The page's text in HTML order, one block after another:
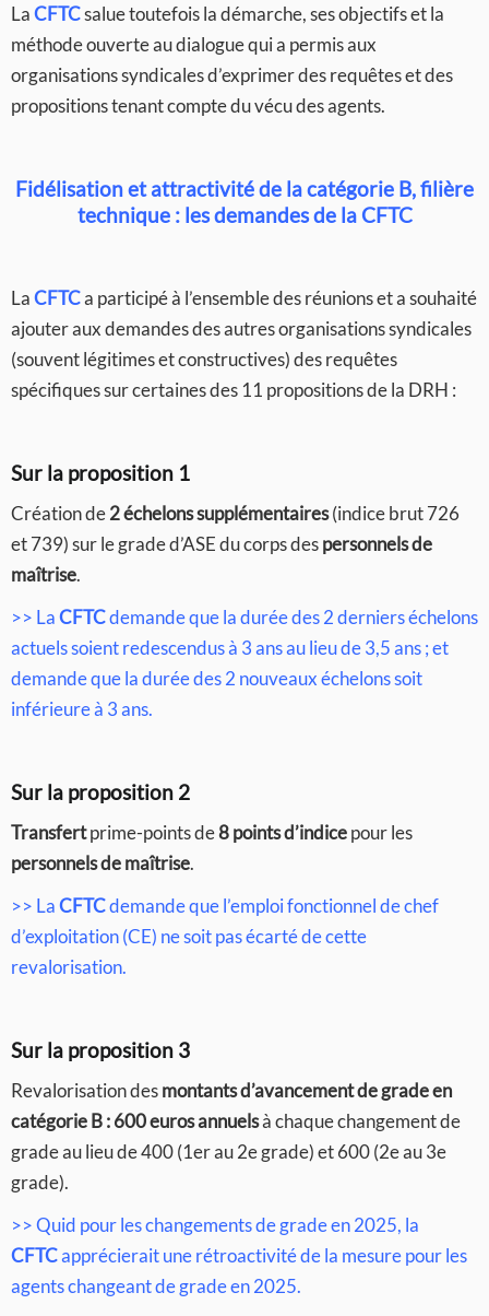
LaCFTCsalue toutefois la démarche, ses objectifs et la
méthode ouverte au dialogue qui a permis aux
organisations syndicales d’exprimer des requêtes et des
propositions tenant compte du vécu des agents.
Fidélisation et attractivité de la catégorie B, filière
technique : les demandes de la CFTC
LaCFTCa participé à l’ensemble des réunions et a souhaité
ajouter aux demandes des autres organisations syndicales
(souvent légitimes et constructives) des requêtes
spécifiques sur certaines des 11 propositions de la DRH :
Sur la proposition 1
Création de2 échelons supplémentaires(indice brut 726
et 739) sur le grade d’ASE du corps despersonnels de
maîtrise.
>> LaCFTCdemande que la durée des 2 derniers échelons
actuels soient redescendus à 3 ans au lieu de 3,5 ans ; et
demande que la durée des 2 nouveaux échelons soit
inférieure à 3 ans.
Sur la proposition 2
Transfertprime-points de8 points d’indicepour les
personnels de maîtrise.
>> LaCFTCdemande que l’emploi fonctionnel de chef
d’exploitation (CE) ne soit pas écarté de cette
revalorisation.
Sur la proposition 3
Revalorisation desmontants d’avancement de grade en
catégorie B : 600 euros annuelsà chaque changement de
grade au lieu de 400 (1er au 2e grade) et 600 (2e au 3e
grade).
>> Quid pour les changements de grade en 2025, la
CFTCapprécierait une rétroactivité de la mesure pour les
agents changeant de grade en 2025.